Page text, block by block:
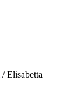
/Elisabetta